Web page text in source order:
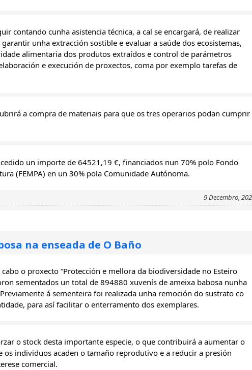
contando cunha asistencia técnica, a cal se encargará, de realizar
unha extracción sostible e evaluar a saúde dos ecosistemas,
alimentaria dos produtos extraídos e control de parámetros
e execución de proxectos, coma por exemplo tarefas de
a compra de materiais para que os tres operarios podan cumprir
un importe de 64521,19 €, financiados nun 70% polo Fondo
(FEMPA) en un 30% pola Comunidade Autónoma.
9 Decembro,
na enseada de O Baño
o proxecto “Protección e mellora da biodiversidade no Esteiro
sementados un total de 894880 xuvenís de ameixa babosa nunha
á sementeira foi realizada unha remoción do sustrato co
para así facilitar o enterramento dos exemplares.
o stock desta importante especie, o que contribuirá a aumentar o
os individuos acaden o tamaño reprodutivo e a reducir a presión
comercial.